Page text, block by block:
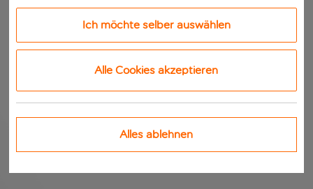
Ich möchte selber auswählen
Alle Cookies akzeptieren
Alles ablehnen